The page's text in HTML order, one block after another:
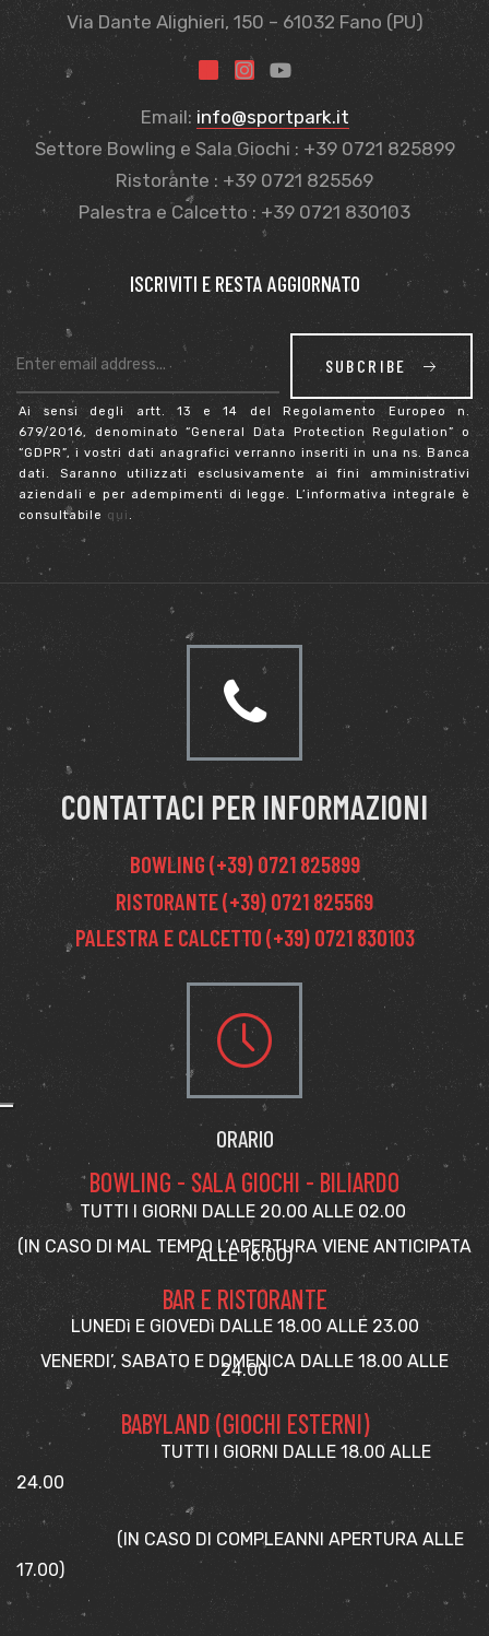
Via Dante Alighieri, 150 – 61032 Fano (PU)
Email: info@sportpark.it
Settore Bowling e Sala Giochi : +39 0721 825899
Ristorante : +39 0721 825569
Palestra e Calcetto : +39 0721 830103
ISCRIVITI E RESTA AGGIORNATO
SUBCRIBE
Ai sensi degli artt. 13 e 14 del Regolamento Europeo n.
679/2016, denominato “General Data Protection Regulation” o
“GDPR”, i vostri dati anagrafici verranno inseriti in una ns. Banca
dati. Saranno utilizzati esclusivamente ai fini amministrativi
aziendali e per adempimenti di legge. L’informativa integrale è
consultabile qui .
CONTATTACI PER INFORMAZIONI
BOWLING (+39) 0721 825899
RISTORANTE (+39) 0721 825569
PALESTRA E CALCETTO (+39) 0721 830103
ORARIO
BOWLING - SALA GIOCHI - BILIARDO
TUTTI I GIORNI DALLE 20.00 ALLE 02.00
(IN CASO DI MAL TEMPO L’APERTURA VIENE ANTICIPATA
ALLE 16.00)
BAR E RISTORANTE
LUNEDì E GIOVEDì DALLE 18.00 ALLE 23.00
VENERDI’, SABATO E DOMENICA DALLE 18.00 ALLE
24.00
BABYLAND (GIOCHI ESTERNI)
TUTTI I GIORNI DALLE 18.00 ALLE
24.00
(IN CASO DI COMPLEANNI APERTURA ALLE
17.00)